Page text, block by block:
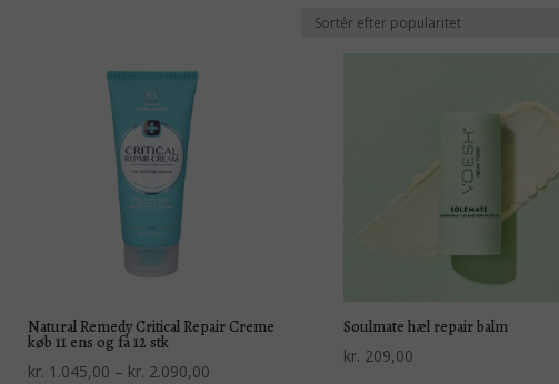
Natural Remedy Critical Repair Creme
køb 11 ens og få 12 stk
kr. 1.045,00 – kr. 2.090,00Prisinterval:
Soulmate hæl repair balm
kr. 209,00